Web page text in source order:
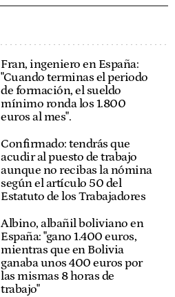
Fran, ingeniero en España:
"Cuando terminas el periodo
de formación, el sueldo
mínimo ronda los 1.800
euros al mes".
Confirmado: tendrás que
acudir al puesto de trabajo
aunque no recibas la nómina
según el artículo 50 del
Estatuto de los Trabajadores
Albino, albañil boliviano en
España: "gano 1.400 euros,
mientras que en Bolivia
ganaba unos 400 euros por
las mismas 8 horas de
trabajo"